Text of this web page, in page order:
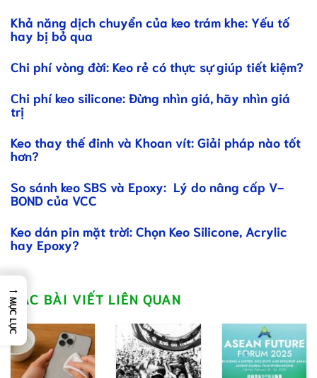
Khả năng dịch chuyển của keo trám khe: Yếu tố
hay bị bỏ qua
Chi phí vòng đời: Keo rẻ có thực sự giúp tiết kiệm?
Chi phí keo silicone: Đừng nhìn giá, hãy nhìn giá
trị
Keo thay thế đinh và Khoan vít: Giải pháp nào tốt
hơn?
So sánh keo SBS và Epoxy: Lý do nâng cấp V-
BOND của VCC
Keo dán pin mặt trời: Chọn Keo Silicone, Acrylic
hay Epoxy?
CÁC BÀI VIẾT LIÊN QUAN
→
MỤC LỤC